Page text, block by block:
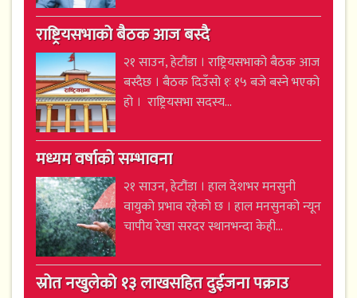
राष्ट्रियसभाको बैठक आज बस्दै
२१ साउन, हेटौंडा । राष्ट्रियसभाको बैठक आज
बस्दैछ । बैठक दिउँसो १ः १५ बजे बस्ने भएको
हो । राष्ट्रियसभा सदस्य...
मध्यम वर्षाको सम्भावना
२१ साउन, हेटौंडा । हाल देशभर मनसुनी
वायुको प्रभाव रहेको छ । हाल मनसुनको न्यून
चापीय रेखा सरदर स्थानभन्दा केही...
स्रोत नखुलेको १३ लाखसहित दुईजना पक्राउ